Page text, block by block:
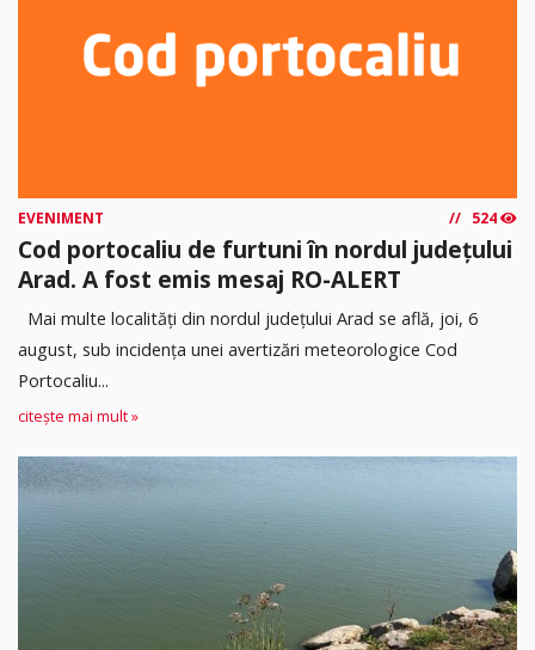
EVENIMENT 524
Cod portocaliu de furtuni în nordul județului
Arad. A fost emis mesaj RO-ALERT
Mai multe localități din nordul județului Arad se află, joi, 6
august, sub incidența unei avertizări meteorologice Cod
Portocaliu...
citește mai mult »